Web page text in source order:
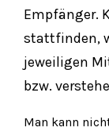
Empfänger.
stattfinden,
jeweiligen
bzw.
Man kann